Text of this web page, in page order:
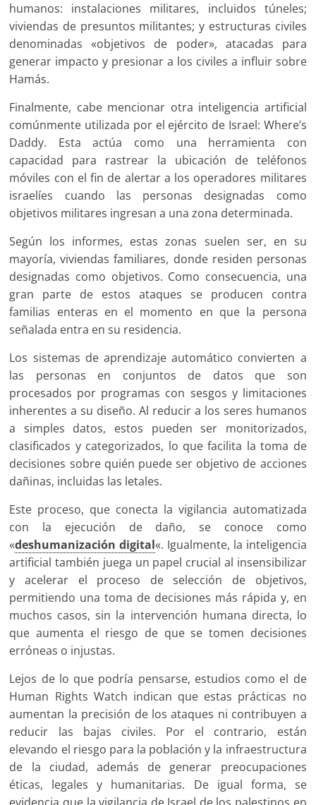
humanos: instalaciones militares, incluidos túneles;
viviendas de presuntos militantes; y estructuras civiles
denominadas «objetivos de poder», atacadas para
generar impacto y presionar a los civiles a influir sobre
Hamás.
Finalmente, cabe mencionar otra inteligencia artificial
comúnmente utilizada por el ejército de Israel: Where’s
Daddy. Esta actúa como una herramienta con
capacidad para rastrear la ubicación de teléfonos
móviles con el fin de alertar a los operadores militares
israelíes cuando las personas designadas como
objetivos militares ingresan a una zona determinada.
Según los informes, estas zonas suelen ser, en su
mayoría, viviendas familiares, donde residen personas
designadas como objetivos. Como consecuencia, una
gran parte de estos ataques se producen contra
familias enteras en el momento en que la persona
señalada entra en su residencia.
Los sistemas de aprendizaje automático convierten a
las personas en conjuntos de datos que son
procesados por programas con sesgos y limitaciones
inherentes a su diseño. Al reducir a los seres humanos
a simples datos, estos pueden ser monitorizados,
clasificados y categorizados, lo que facilita la toma de
decisiones sobre quién puede ser objetivo de acciones
dañinas, incluidas las letales.
Este proceso, que conecta la vigilancia automatizada
con la ejecución de daño, se conoce como
«deshumanización digital«. Igualmente, la inteligencia
artificial también juega un papel crucial al insensibilizar
y acelerar el proceso de selección de objetivos,
permitiendo una toma de decisiones más rápida y, en
muchos casos, sin la intervención humana directa, lo
que aumenta el riesgo de que se tomen decisiones
erróneas o injustas.
Lejos de lo que podría pensarse, estudios como el de
Human Rights Watch indican que estas prácticas no
aumentan la precisión de los ataques ni contribuyen a
reducir las bajas civiles. Por el contrario, están
elevando el riesgo para la población y la infraestructura
de la ciudad, además de generar preocupaciones
éticas, legales y humanitarias. De igual forma, se